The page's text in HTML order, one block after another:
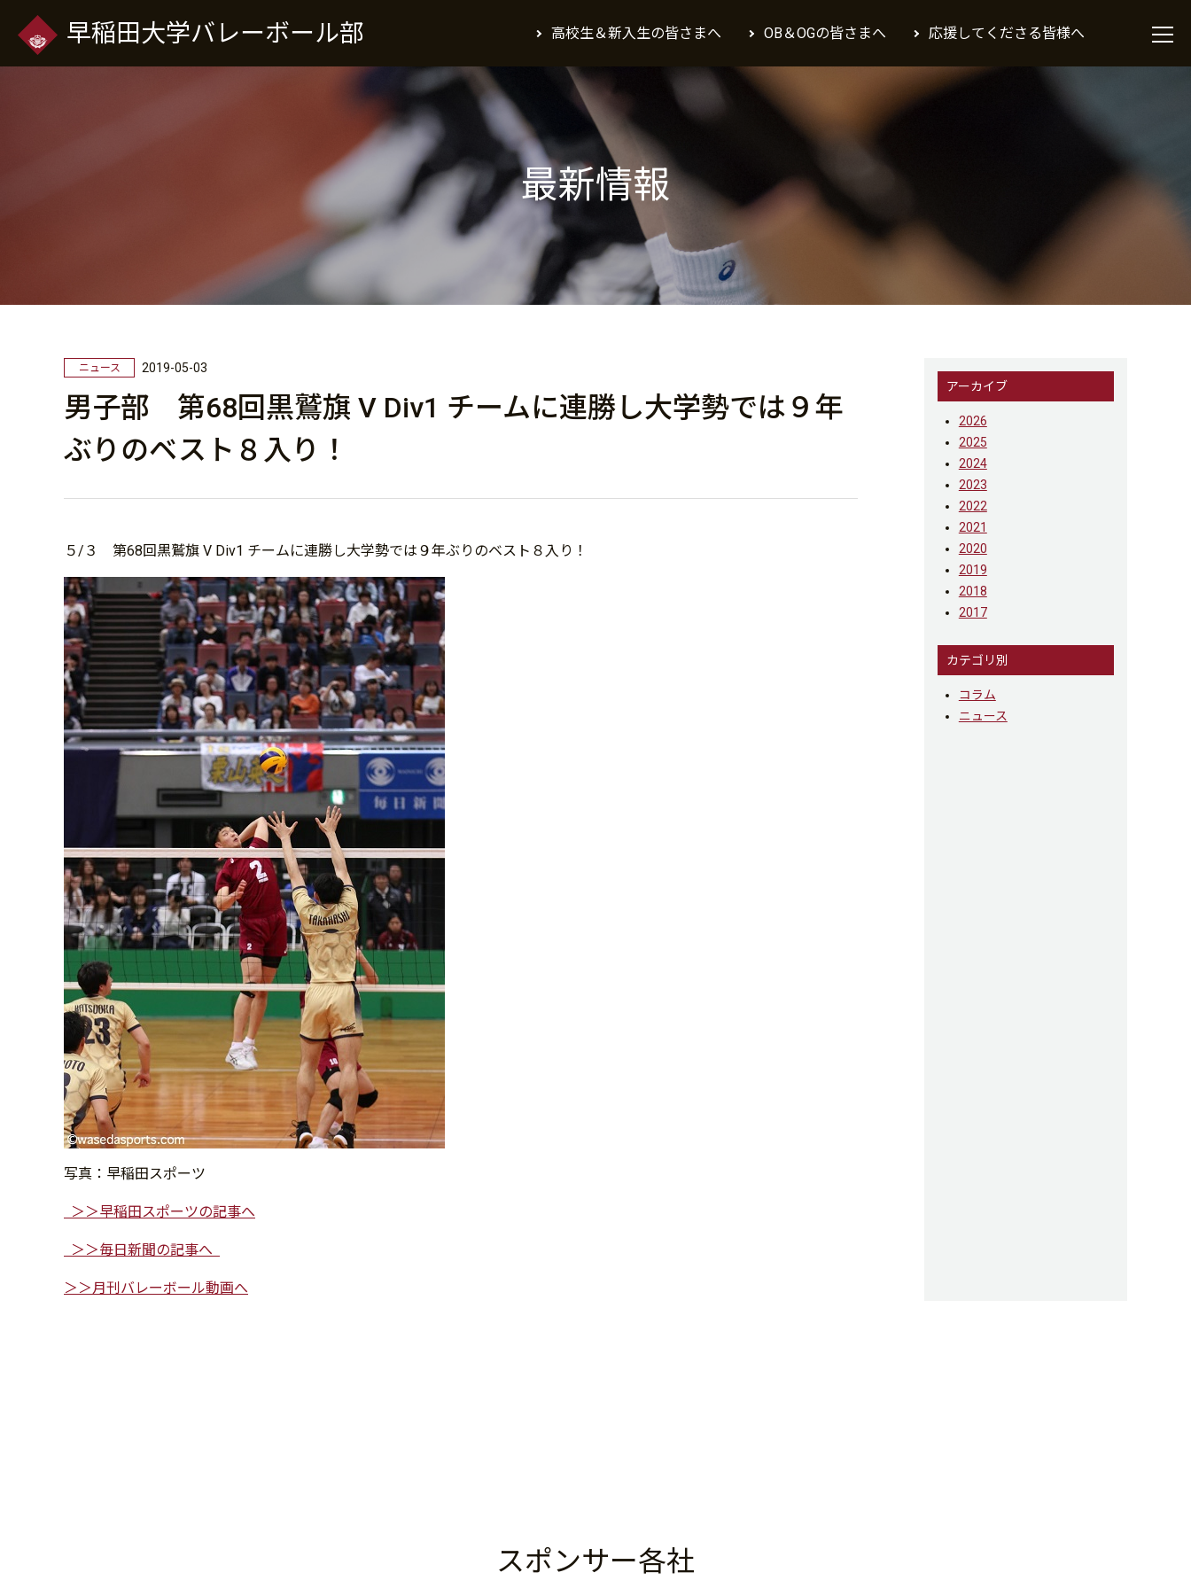
早稲田大学バレーボール部 高校生＆新入生の皆さまへ OB＆OGの皆さまへ 応援してくださる皆様へ
最新情報
ニュース 2019-05-03
男子部 第68回黒鷲旗 V Div1 チームに連勝し大学勢では９年
ぶりのベスト８入り！
５/３ 第68回黒鷲旗 V Div1 チームに連勝し大学勢では９年ぶりのベスト８入り！
写真：早稲田スポーツ
＞＞早稲田スポーツの記事へ
＞＞毎日新聞の記事へ
＞＞月刊バレーボール動画へ
アーカイブ
2026
2025
2024
2023
2022
2021
2020
2019
2018
2017
カテゴリ別
コラム
ニュース
スポンサー各社